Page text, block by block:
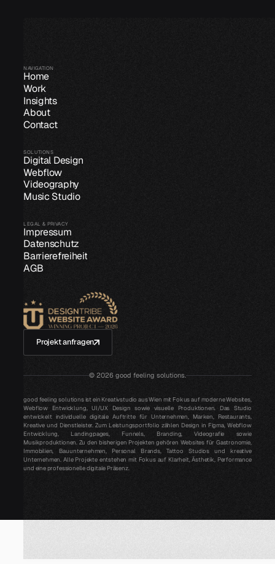
NAVIGATION
Home
Work
Insights
About
Contact
SOLUTIONS
Digital Design
Webflow
Videography
Music Studio
LEGAL & PRIVACY
Impressum
Datenschutz
Barrierefreiheit
AGB
Projekt anfragen
© 2026 good feeling solutions.
good feeling solutions ist ein Kreativstudio aus Wien mit Fokus auf moderne Websites,
Webflow Entwicklung, UI/UX Design sowie visuelle Produktionen. Das Studio
entwickelt individuelle digitale Auftritte für Unternehmen, Marken, Restaurants,
Kreative und Dienstleister. Zum Leistungsportfolio zählen Design in Figma, Webflow
Entwicklung, Landingpages, Funnels, Branding, Videografie sowie
Musikproduktionen. Zu den bisherigen Projekten gehören Websites für Gastronomie,
Immobilien, Bauunternehmen, Personal Brands, Tattoo Studios und kreative
Unternehmen. Alle Projekte entstehen mit Fokus auf Klarheit, Ästhetik, Performance
und eine professionelle digitale Präsenz.